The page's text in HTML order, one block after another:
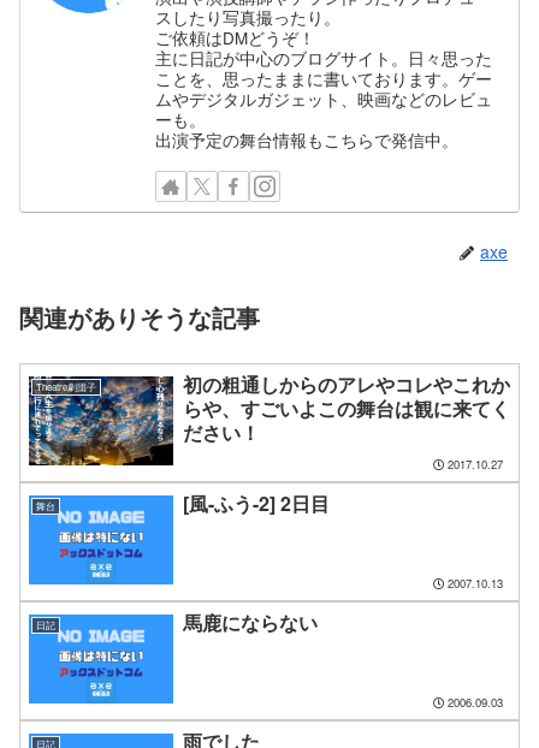
スしたり写真撮ったり。
ご依頼はDMどうぞ！
主に日記が中心のブログサイト。日々思った
ことを、思ったままに書いております。ゲー
ムやデジタルガジェット、映画などのレビュ
ーも。
出演予定の舞台情報もこちらで発信中。
axe
関連がありそうな記事
Theatre劇団子
初の粗通しからのアレやコレやこれか
らや、すごいよこの舞台は観に来てく
ださい！
2017.10.27
舞台 [風-ふう-2] 2日目
2007.10.13
日記 馬鹿にならない
2006.09.03
日記 雨でした